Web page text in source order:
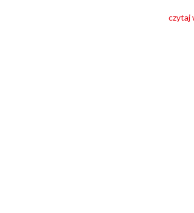
czytaj